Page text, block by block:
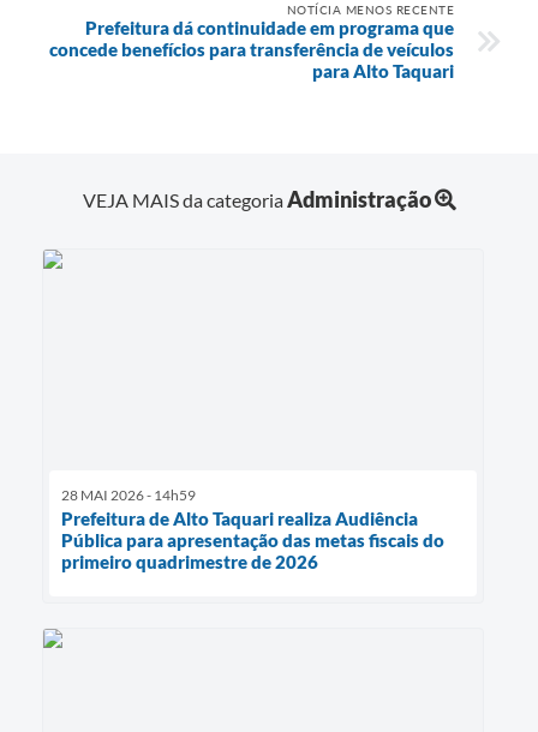
NOTÍCIA MENOS RECENTE
Prefeitura dá continuidade em programa que
concede benefícios para transferência de veículos
para Alto Taquari
VEJA MAIS da categoriaAdministração
28 MAI 2026 - 14h59
Prefeitura de Alto Taquari realiza Audiência
Pública para apresentação das metas fiscais do
primeiro quadrimestre de 2026